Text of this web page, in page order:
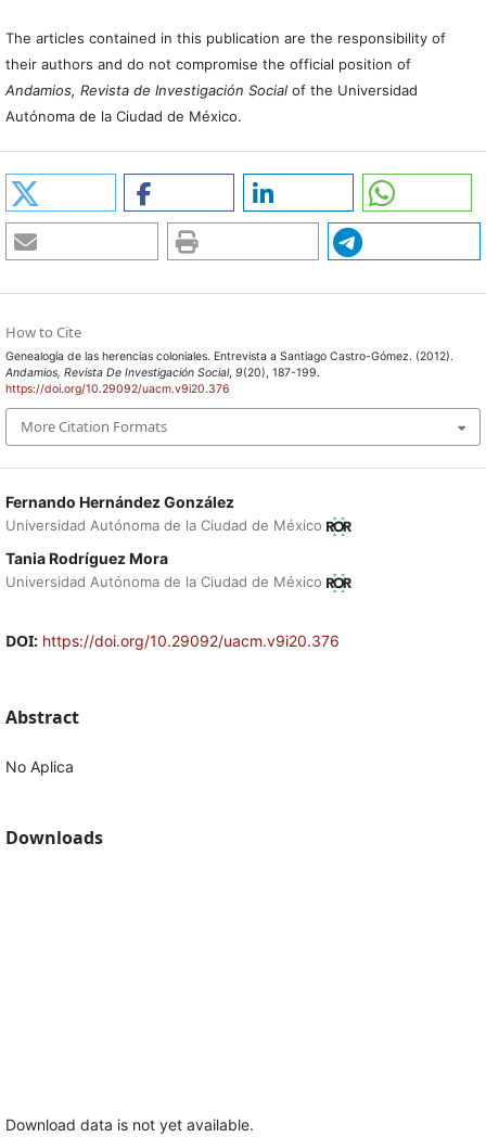
Fernando Hernández González
Universidad Autónoma de la Ciudad de México
Tania Rodríguez Mora
Universidad Autónoma de la Ciudad de México
DOI: https://doi.org/10.29092/uacm.v9i20.376
Abstract
No Aplica
Downloads
Download data is not yet available.
The articles contained in this publication are the responsibility of
their authors and do not compromise the official position of
Andamios, Revista de Investigación Social of the Universidad
Autónoma de la Ciudad de México.
How to Cite
Genealogía de las herencias coloniales. Entrevista a Santiago Castro-Gómez. (2012).
Andamios, Revista De Investigación Social, 9(20), 187-199.
https://doi.org/10.29092/uacm.v9i20.376
More Citation Formats